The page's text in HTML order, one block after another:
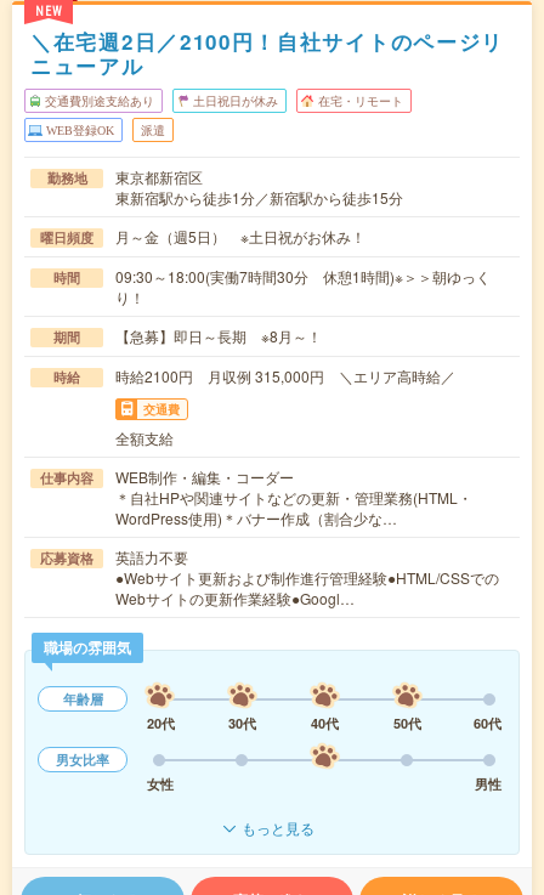
NEW
＼在宅週2日／2100円！自社サイトのページリ
ニューアル
交通費別途支給あり 土日祝日が休み 在宅・リモート
WEB登録OK 派遣
勤務地
東京都新宿区
東新宿駅から徒歩1分／新宿駅から徒歩15分
曜日頻度 月～金（週5日） ※土日祝がお休み！
時間
09:30～18:00(実働7時間30分 休憩1時間)※＞＞朝ゆっく
り！
期間 【急募】即日～長期 ※8月～！
時給 時給2100円 月収例 315,000円 ＼エリア高時給／
交通費
全額支給
仕事内容
WEB制作・編集・コーダー
＊自社HPや関連サイトなどの更新・管理業務(HTML・
WordPress使用)＊バナー作成（割合少な…
応募資格
英語力不要
●Webサイト更新および制作進行管理経験●HTML/CSSでの
Webサイトの更新作業経験●Googl…
職場の雰囲気
年齢層
20代
30代 40代 50代
60代
男女比率
女性
男性
もっと見る